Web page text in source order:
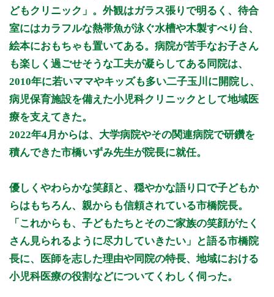
13:30 - 14:50
●
15:00 - 18:50
● ● ● ● ●
休診日：日、祝
※診療時間や臨時休診・診療内容等について、事前に必ず医療
機関ホームページ、またはお電話にてご確認ください。
>>病院なびで医療機関の詳細を見る
公式HPはこちら
どもクリニック」。外観はガラス張りで明るく、待合
室にはカラフルな熱帯魚が泳ぐ水槽や木製すべり台、
絵本におもちゃも置いてある。病院が苦手なお子さん
も楽しく過ごせそうな工夫が凝らしてある同院は、
2010年に若いママやキッズも多い二子玉川に開院し、
病児保育施設を備えた小児科クリニックとして地域医
療を支えてきた。
2022年4月からは、大学病院やその関連病院で研鑽を
積んできた市橋いずみ先生が院長に就任。
優しくやわらかな笑顔と、穏やかな語り口で子どもか
らはもちろん、親からも信頼されている市橋院長。
「これからも、子どもたちとそのご家族の笑顔がたく
さん見られるように尽力していきたい」と語る市橋院
長に、医師を志した理由や同院の特長、地域における
小児科医療の役割などについてくわしく伺った。